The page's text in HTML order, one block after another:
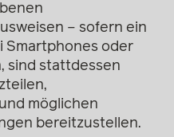
– sofern ein
Smartphones oder
sind stattdessen
möglichen
bereitzustellen.